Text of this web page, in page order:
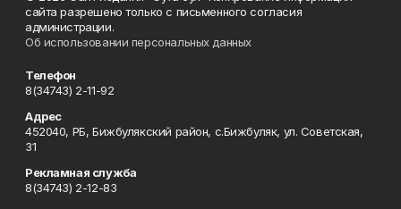
сайта разрешено только с письменного согласия
администрации.
Об использовании персональных данных
Телефон
8(34743) 2-11-92
Адрес
452040, РБ, Бижбулякский район, с.Бижбуляк, ул. Советская,
31
Рекламная служба
8(34743) 2-12-83